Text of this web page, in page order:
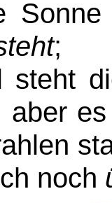
;
steht
aber
noch